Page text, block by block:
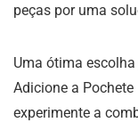
peças por uma
Uma ótima
Adicione a
experimente a